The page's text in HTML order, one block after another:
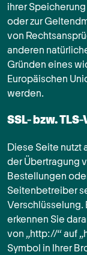
ihrer
oder zur
von
anderen
Gründen eines
Europäischen
werden.
SSL- bzw.
Diese Seite nutzt
der Übertragung
Bestellungen
Seitenbetreiber
Verschlüsselung.
erkennen Sie
von „http://“ auf
Symbol in Ihrer